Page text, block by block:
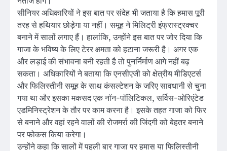
सीनियर अधिकारियों ने इस बात पर संदेह भी जताया है कि हमास पूरी
तरह से हथियार छोड़ेगा या नहीं। समूह ने मिलिट्री इंफ्रास्ट्रक्चर
बनाने में सालों लगाए हैं। हालांकि, उन्होंने इस बात पर जोर दिया कि
गाजा के भविष्य के लिए टेरर क्षमता को हटाना जरूरी है। अगर एक
और लड़ाई की संभावना बनी रहती है तो पुनर्निर्माण आगे नहीं बढ़
सकता। अधिकारियों ने बताया कि एनसीएजी को क्षेत्रीय मीडिएटर्स
और फिलिस्तीनी समूह के साथ कंसल्टेशन के जरिए सावधानी से चुना
गया था और इसका मकसद एक नॉन-पॉलिटिकल, सर्विस-ओरिएंटेड
एडमिनिस्ट्रेशन के तौर पर काम करना है। इसके तहत गाजा को फिर
से बनाने और वहां रहने वालों की रोजमर्रा की जिंदगी को बेहतर बनाने
पर फोकस किया करेगा।
उन्होंने कहा कि सालों में पहली बार गाजा पर हमास या फिलिस्तीनी